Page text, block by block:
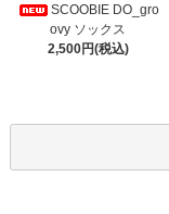
SCOOBIE DO_gro
ovy ソックス
2,500円(税込)